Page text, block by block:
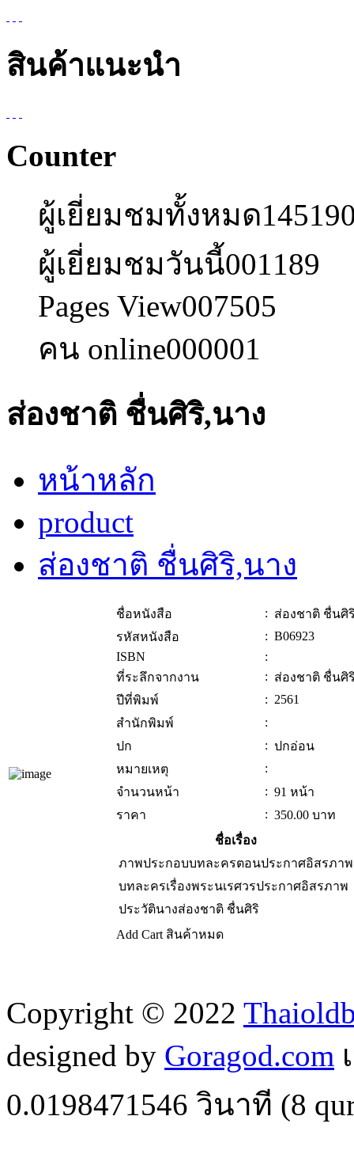
สินค้าแนะนำ
Counter
ผู้เยี่ยมชมทั้งหมด
ผู้เยี่ยมชมวันนี้001189
Pages View007505
คน online000001
ส่องชาติ ชื่นศิริ,นาง
หน้าหลัก
product
ส่องชาติ ชื่นศิริ,นาง
ชื่อหนังสือ : ส่องชาติ ชื่นศิ
รหัสหนังสือ
: B06923
ISBN
:
ที่ระลึกจากงาน
: ส่องชาติ ชื่นศิ
ปีที่พิมพ์
: 2561
สำนักพิมพ์
:
ปก
: ปกอ่อน
หมายเหตุ
:
จำนวนหน้า
: 91 หน้า
ราคา
: 350.00 บาท
ชื่อเรื่อง
ภาพประกอบบทละครตอนประกาศอิสรภาพ
บทละครเรื่องพระนเรศวรประกาศอิสรภาพ
ประวัตินางส่องชาติ ชื่นศิริ
Add Cart สินค้าหมด
Copyright © 2022
designed by Goragod.com
0.0198471546 วินาที (8